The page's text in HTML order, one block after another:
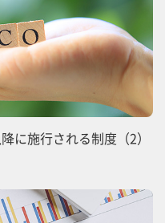
に施行される制度（2）